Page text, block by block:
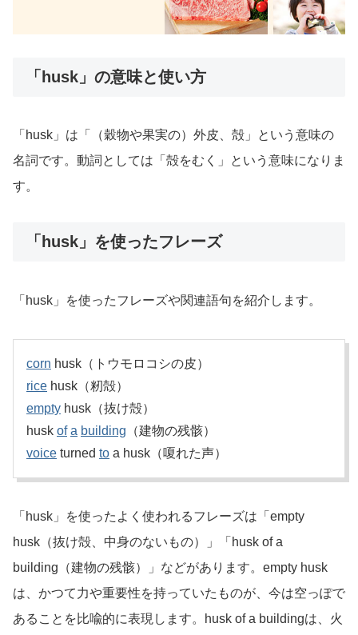
「husk」の意味と使い方
「husk」は「（穀物や果実の）外皮、殻」という意味の
名詞です。動詞としては「殻をむく」という意味になりま
す。
「husk」を使ったフレーズ
「husk」を使ったフレーズや関連語句を紹介します。
corn husk（トウモロコシの皮）
rice husk（籾殻）
empty husk（抜け殻）
husk of a building （建物の残骸）
voice turned to a husk（嗄れた声）
「husk」を使ったよく使われるフレーズは「empty
husk（抜け殻、中身のないもの）」「husk of a
building（建物の残骸）」などがあります。empty husk
は、かつて力や重要性を持っていたものが、今は空っぽで
あることを比喩的に表現します。husk of a buildingは、火